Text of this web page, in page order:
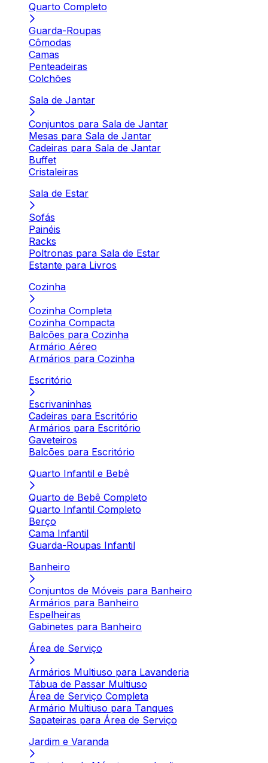
Quarto Completo
Guarda-Roupas
Cômodas
Camas
Penteadeiras
Colchões
Sala de Jantar
Conjuntos para Sala de Jantar
Mesas para Sala de Jantar
Cadeiras para Sala de Jantar
Buffet
Cristaleiras
Sala de Estar
Sofás
Painéis
Racks
Poltronas para Sala de Estar
Estante para Livros
Cozinha
Cozinha Completa
Cozinha Compacta
Balcões para Cozinha
Armário Aéreo
Armários para Cozinha
Escritório
Escrivaninhas
Cadeiras para Escritório
Armários para Escritório
Gaveteiros
Balcões para Escritório
Quarto Infantil e Bebê
Quarto de Bebê Completo
Quarto Infantil Completo
Berço
Cama Infantil
Guarda-Roupas Infantil
Banheiro
Conjuntos de Móveis para Banheiro
Armários para Banheiro
Espelheiras
Gabinetes para Banheiro
Área de Serviço
Armários Multiuso para Lavanderia
Tábua de Passar Multiuso
Área de Serviço Completa
Armário Multiuso para Tanques
Sapateiras para Área de Serviço
Jardim e Varanda